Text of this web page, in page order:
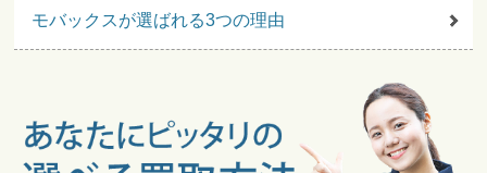
モバックスが選ばれる3つの理由